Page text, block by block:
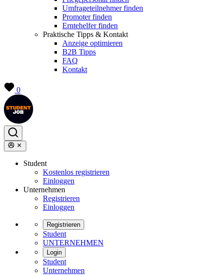
Umfrageteilnehmer finden
Promoter finden
Erntehelfer finden
Praktische Tipps & Kontakt
Anzeige optimieren
B2B Tipps
FAQ
Kontakt
0
Student
Kostenlos registrieren
Einloggen
Unternehmen
Registrieren
Einloggen
Registrieren
Student
UNTERNEHMEN
Login
Student
Unternehmen